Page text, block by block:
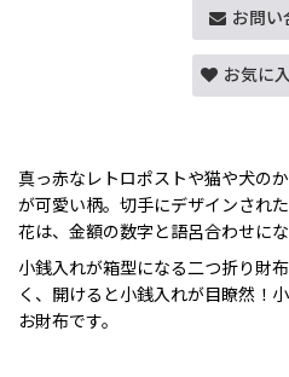
お問い
お気に
真っ赤なレトロポストや猫や犬の
が可愛い柄。切手にデザインされ
花は、金額の数字と語呂合わせにな
小銭入れが箱型になる二つ折り財
く、開けると小銭入れが目瞭然！
お財布です。